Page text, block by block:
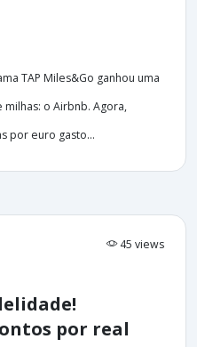
TAP Miles&Go ganhou uma
o Airbnb. Agora,
por euro gasto...
45 views
por real